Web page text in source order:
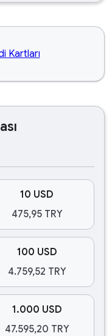
10 USD
475,95 TRY
100 USD
4.759,52 TRY
1.000 USD
47.595,20 TRY